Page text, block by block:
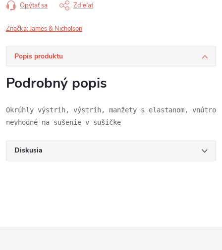
Opýtať sa Zdieľať
Značka:James & Nicholson
Popis produktu
Podrobný popis
Okrúhly výstrih, výstrih, manžety s elastanom, vnútro
nevhodné na sušenie v sušičke
Diskusia